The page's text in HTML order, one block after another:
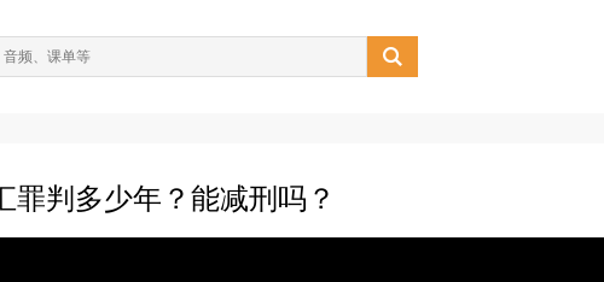

罪判多少年？能减刑吗？